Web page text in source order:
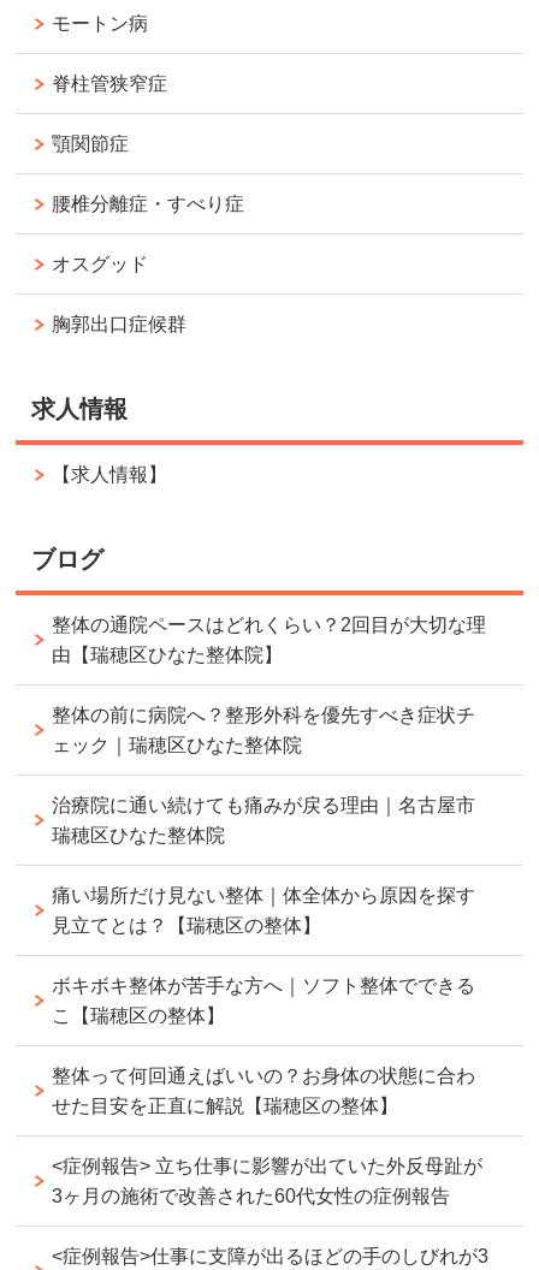
モートン病
脊柱管狭窄症
顎関節症
腰椎分離症・すべり症
オスグッド
胸郭出口症候群
求人情報
【求人情報】
ブログ
整体の通院ペースはどれくらい？2回目が大切な理
由【瑞穂区ひなた整体院】
整体の前に病院へ？整形外科を優先すべき症状チ
ェック｜瑞穂区ひなた整体院
治療院に通い続けても痛みが戻る理由｜名古屋市
瑞穂区ひなた整体院
痛い場所だけ見ない整体｜体全体から原因を探す
見立てとは？【瑞穂区の整体】
ボキボキ整体が苦手な方へ｜ソフト整体でできる
こ【瑞穂区の整体】
整体って何回通えばいいの？お身体の状態に合わ
せた目安を正直に解説【瑞穂区の整体】
<症例報告> 立ち仕事に影響が出ていた外反母趾が
3ヶ月の施術で改善された60代女性の症例報告
<症例報告>仕事に支障が出るほどの手のしびれが3